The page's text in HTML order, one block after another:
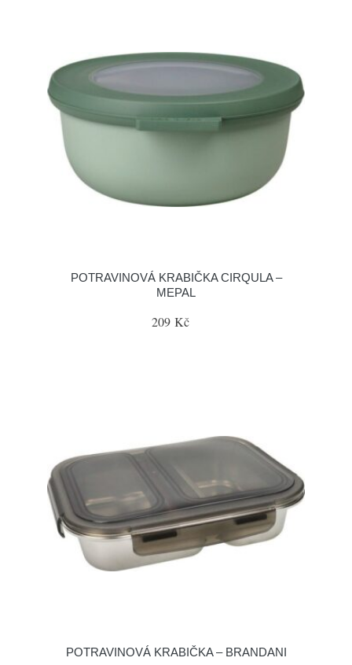
POTRAVINOVÁ KRABIČKA CIRQULA –
MEPAL
209 Kč
POTRAVINOVÁ KRABIČKA – BRANDANI